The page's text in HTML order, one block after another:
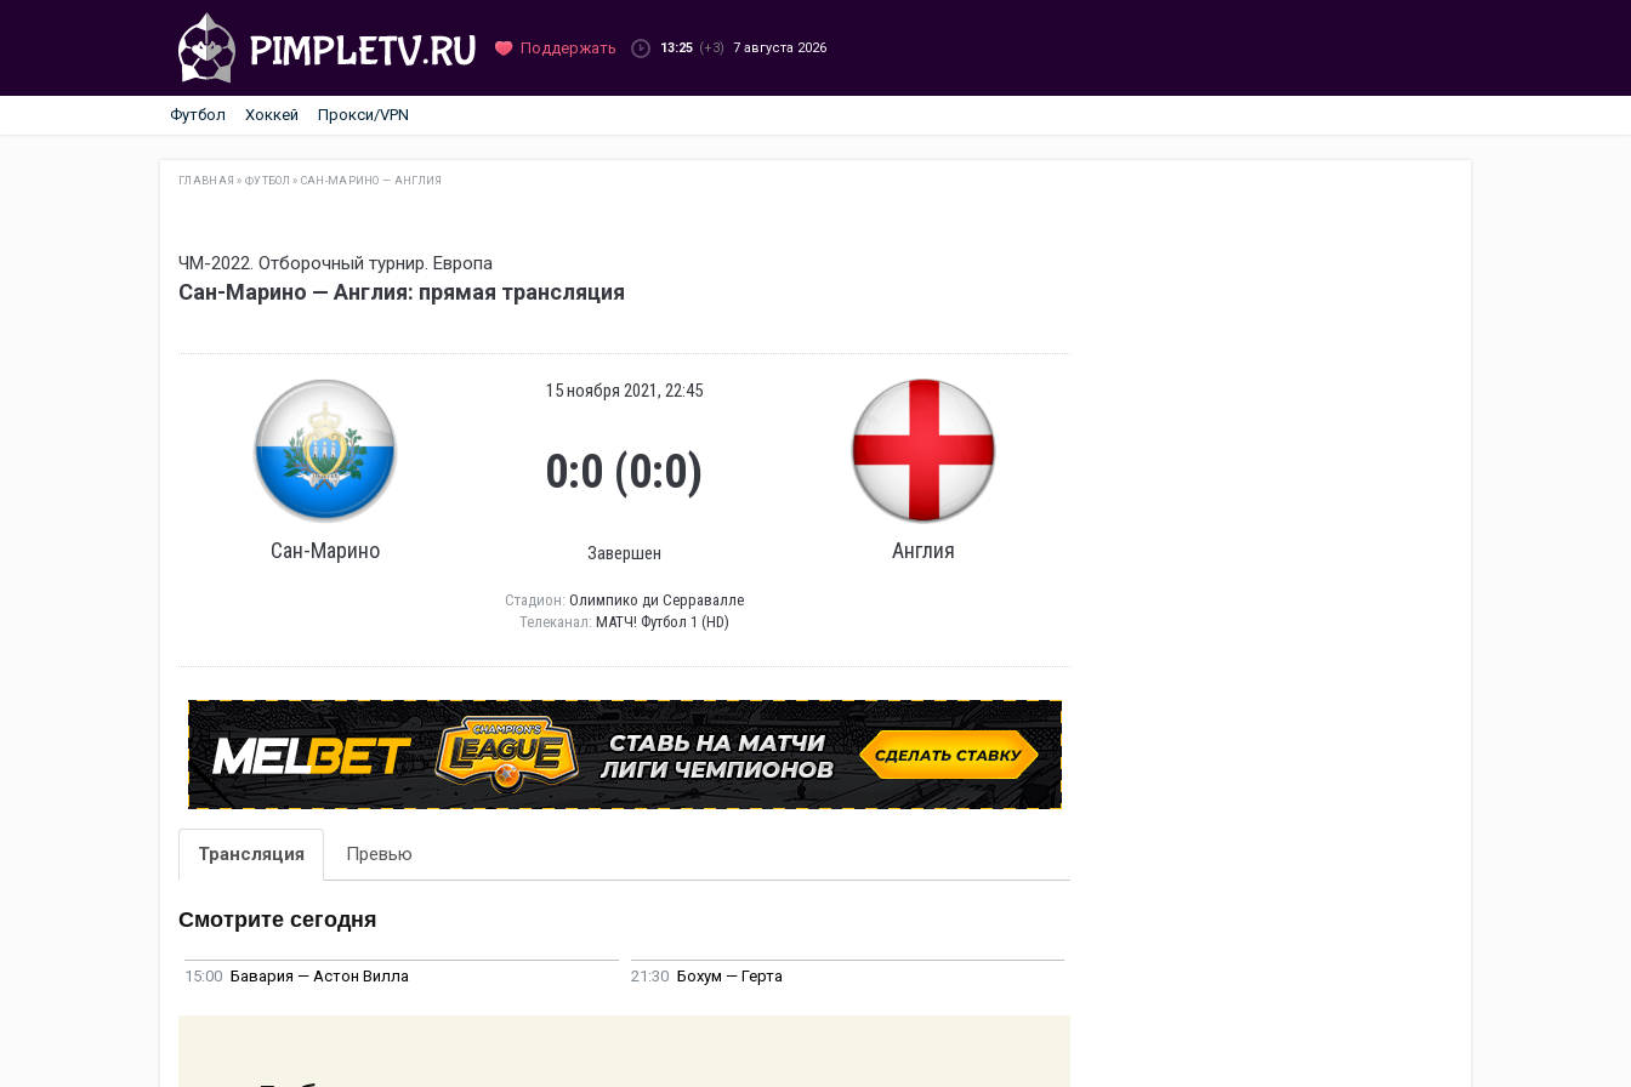
Поддержать 13:25 (+3) 7 августа 2026
Футбол Хоккей Прокси/VPN
ГЛАВНАЯ »ФУТБОЛ » САН-МАРИНО — АНГЛИЯ
ЧМ-2022. Отборочный турнир. Европа
Сан-Марино — Англия: прямая трансляция
Сан-Марино
15 ноября 2021, 22:45
0:0 (0:0)
Завершен Англия
Стадион: Олимпико ди Серравалле
Телеканал: МАТЧ! Футбол 1 (HD)
Трансляция Превью
Смотрите сегодня
15:00 Бавария — Астон Вилла 21:30 Бохум — Герта